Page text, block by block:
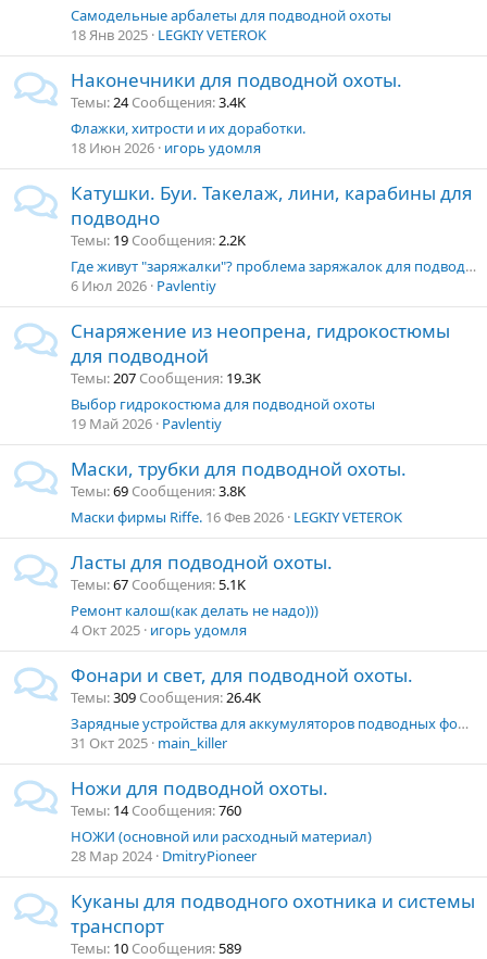
Самодельные арбалеты для подводной охоты
18 Янв 2025 LEGKIY VETEROK
Наконечники для подводной охоты.
Темы 24 Сообщения 3.4K
Флажки, хитрости и их доработки.
18 Июн 2026 игорь удомля
Катушки. Буи. Такелаж, лини, карабины для
подводно
Темы 19 Сообщения 2.2K
Где живут "заряжалки"? проблема заряжалок для подводных ружей
6 Июл 2026 Pavlentiy
Снаряжение из неопрена, гидрокостюмы
для подводной
Темы 207 Сообщения 19.3K
Выбор гидрокостюма для подводной охоты
19 Май 2026 Pavlentiy
Маски, трубки для подводной охоты.
Темы 69 Сообщения 3.8K
Маски фирмы Riffe. 16 Фев 2026 LEGKIY VETEROK
Ласты для подводной охоты.
Темы 67 Сообщения 5.1K
Ремонт калош(как делать не надо)))
4 Окт 2025 игорь удомля
Фонари и свет, для подводной охоты.
Темы 309 Сообщения 26.4K
Зарядные устройства для аккумуляторов подводных фонарей(18650 и тд)
31 Окт 2025 main_killer
Ножи для подводной охоты.
Темы 14 Сообщения 760
НОЖИ (основной или расходный материал)
28 Мар 2024 DmitryPioneer
Куканы для подводного охотника и системы
транспорт
Темы 10 Сообщения 589